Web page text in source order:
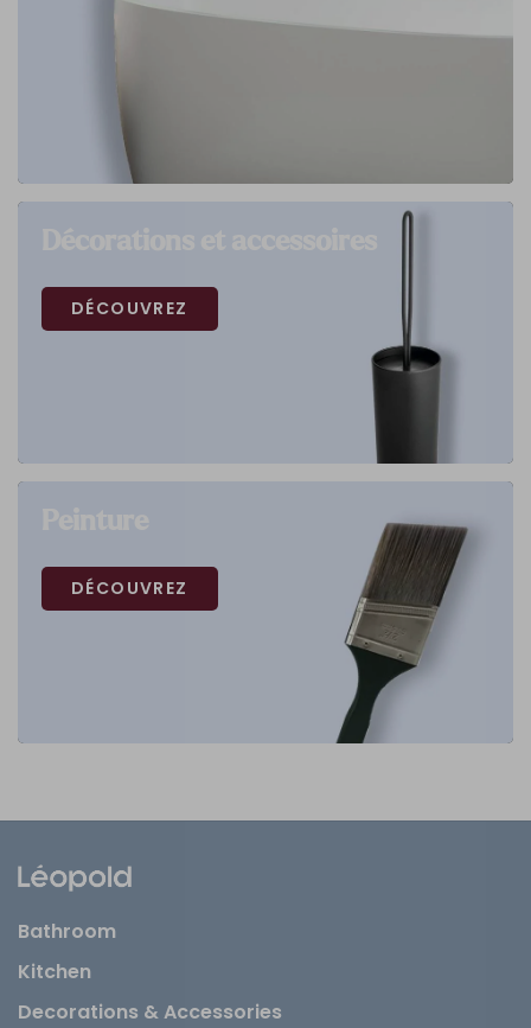
DÉCOUVREZ
DÉCOUVREZ
Bathroom
Kitchen
Decorations & Accessories